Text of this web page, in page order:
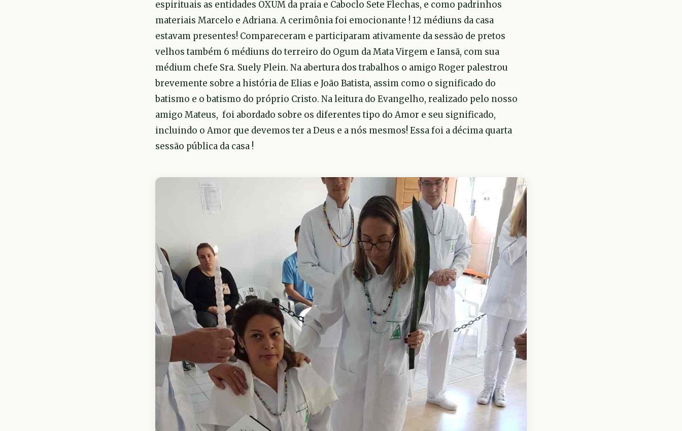
espirituais as entidades OXUM da praia e Caboclo Sete Flechas, e como padrinhos
materiais Marcelo e Adriana. A cerimônia foi emocionante ! 12 médiuns da casa
estavam presentes! Compareceram e participaram ativamente da sessão de pretos
velhos também 6 médiuns do terreiro do Ogum da Mata Virgem e Iansã, com sua
médium chefe Sra. Suely Plein. Na abertura dos trabalhos o amigo Roger palestrou
brevemente sobre a história de Elias e João Batista, assim como o significado do
batismo e o batismo do próprio Cristo. Na leitura do Evangelho, realizado pelo nosso
amigo Mateus, foi abordado sobre os diferentes tipo do Amor e seu significado,
incluindo o Amor que devemos ter a Deus e a nós mesmos! Essa foi a décima quarta
sessão pública da casa !